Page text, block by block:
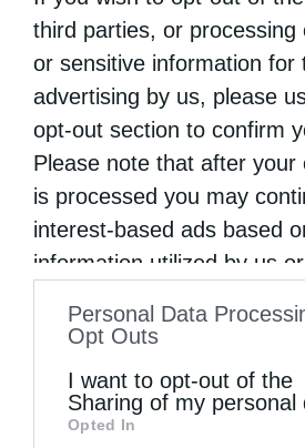
third parties, or processing
or sensitive information for
advertising by us, please
opt-out section to confirm
Please note that after your
is processed you may
interest-based ads based
information utilized by us
to your opt-out. You may
information by third parties
of downstream participants.
Personal Data
Opt Outs
I want to opt-out of the
Sharing of my personal
Opted In
πανήγυρη της ενορίας.
Η εορτή της Αγίας
χρόνο σημείο αναφοράς
εκκλησιαστική ζωή
της
συγκεντρώνοντας πλήθος
τιμήσουν τη μνήμη της Αγίας
Μεγαλομάρτυρος.